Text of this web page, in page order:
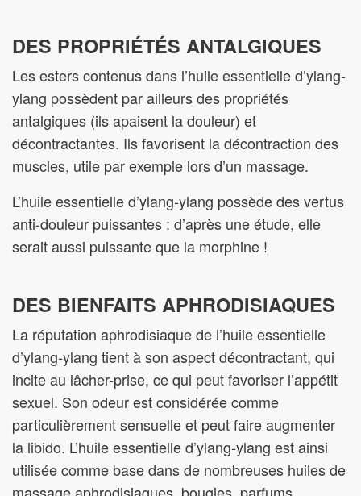
DES PROPRIÉTÉS ANTALGIQUES
Les esters contenus dans l’huile essentielle d’ylang-
ylang possèdent par ailleurs des propriétés
antalgiques (ils apaisent la douleur) et
décontractantes. Ils favorisent la décontraction des
muscles, utile par exemple lors d’un massage.
L’huile essentielle d’ylang-ylang possède des vertus
anti-douleur puissantes : d’après une étude, elle
serait aussi puissante que la morphine !
DES BIENFAITS APHRODISIAQUES
La réputation aphrodisiaque de l’huile essentielle
d’ylang-ylang tient à son aspect décontractant, qui
incite au lâcher-prise, ce qui peut favoriser l’appétit
sexuel. Son odeur est considérée comme
particulièrement sensuelle et peut faire augmenter
la libido. L’huile essentielle d’ylang-ylang est ainsi
utilisée comme base dans de nombreuses huiles de